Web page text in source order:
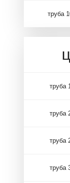
труба
труба
труба
труба
труба